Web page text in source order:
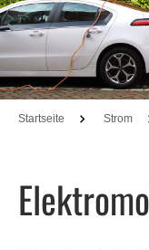
Startseite Strom